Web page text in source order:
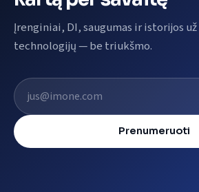
Įrenginiai, DI, saugumas ir istorijos už
technologijų — be triukšmo.
El. pašto adresas
Prenumeruoti